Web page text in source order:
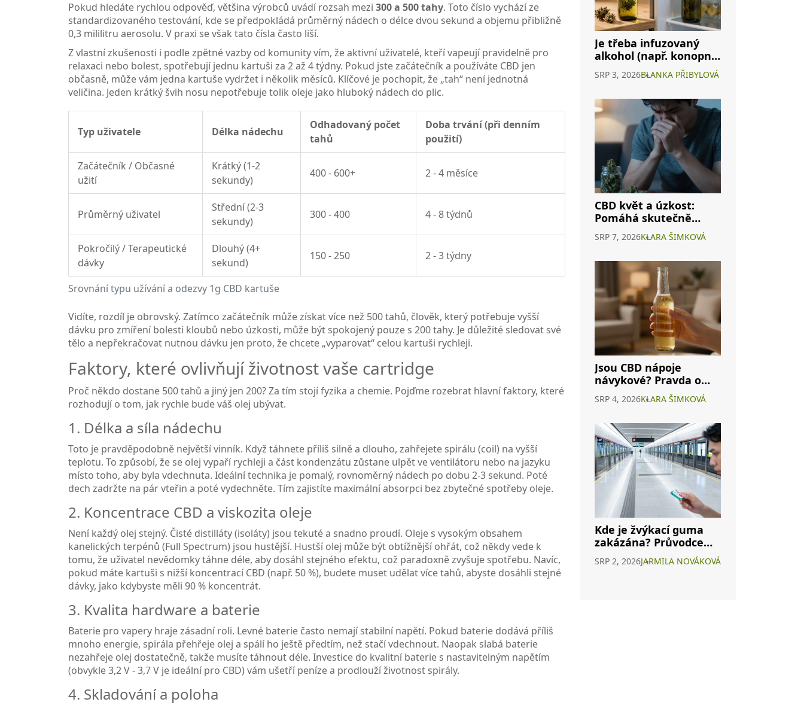
Pokud hledáte rychlou odpověď, většina výrobců uvádí rozsah mezi 300 a 500 tahy. Toto číslo vychází ze
standardizovaného testování, kde se předpokládá průměrný nádech o délce dvou sekund a objemu přibližně
0,3 mililitru aerosolu. V praxi se však tato čísla často liší.
Z vlastní zkušenosti i podle zpětné vazby od komunity vím, že aktivní uživatelé, kteří vapeují pravidelně pro
relaxaci nebo bolest, spotřebují jednu kartuši za 2 až 4 týdny. Pokud jste začátečník a používáte CBD jen
občasně, může vám jedna kartuše vydržet i několik měsíců. Klíčové je pochopit, že „tah“ není jednotná
veličina. Jeden krátký švih nosu nepotřebuje tolik oleje jako hluboký nádech do plic.
Srovnání typu užívání a odezvy 1g CBD kartuše
Typ uživatele Délka nádechu
Odhadovaný počet
tahů
Doba trvání (při denním
použití)
Začátečník / Občasné
užití
Krátký (1-2
sekundy)
400 - 600+ 2 - 4 měsíce
Průměrný uživatel
Střední (2-3
sekundy)
300 - 400 4 - 8 týdnů
Pokročilý / Terapeutické
dávky
Dlouhý (4+
sekund)
150 - 250 2 - 3 týdny
Vidíte, rozdíl je obrovský. Zatímco začátečník může získat více než 500 tahů, člověk, který potřebuje vyšší
dávku pro zmíření bolesti kloubů nebo úzkosti, může být spokojený pouze s 200 tahy. Je důležité sledovat své
tělo a nepřekračovat nutnou dávku jen proto, že chcete „vyparovat“ celou kartuši rychleji.
Faktory, které ovlivňují životnost vaše cartridge
Proč někdo dostane 500 tahů a jiný jen 200? Za tím stojí fyzika a chemie. Pojďme rozebrat hlavní faktory, které
rozhodují o tom, jak rychle bude váš olej ubývat.
1. Délka a síla nádechu
Toto je pravděpodobně největší vinník. Když táhnete příliš silně a dlouho, zahřejete spirálu (coil) na vyšší
teplotu. To způsobí, že se olej vypaří rychleji a část kondenzátu zůstane ulpět ve ventilátoru nebo na jazyku
místo toho, aby byla vdechnuta. Ideální technika je pomalý, rovnoměrný nádech po dobu 2-3 sekund. Poté
dech zadržte na pár vteřin a poté vydechněte. Tím zajistíte maximální absorpci bez zbytečné spotřeby oleje.
2. Koncentrace CBD a viskozita oleje
Není každý olej stejný. Čisté distilláty (isoláty) jsou tekuté a snadno proudí. Oleje s vysokým obsahem
kanelických terpénů (Full Spectrum) jsou hustější. Hustší olej může být obtížnější ohřát, což někdy vede k
tomu, že uživatel nevědomky táhne déle, aby dosáhl stejného efektu, což paradoxně zvyšuje spotřebu. Navíc,
pokud máte kartuši s nižší koncentrací CBD (např. 50 %), budete muset udělat více tahů, abyste dosáhli stejné
dávky, jako kdybyste měli 90 % koncentrát.
3. Kvalita hardware a baterie
Baterie pro vapery hraje zásadní roli. Levné baterie často nemají stabilní napětí. Pokud baterie dodává příliš
mnoho energie, spirála přehřeje olej a spálí ho ještě předtím, než stačí vdechnout. Naopak slabá baterie
nezahřeje olej dostatečně, takže musíte táhnout déle. Investice do kvalitní baterie s nastavitelným napětím
(obvykle 3,2 V - 3,7 V je ideální pro CBD) vám ušetří peníze a prodlouží životnost spirály.
4. Skladování a poloha
Je třeba infuzovaný
alkohol (např. konopné
víno) skladovat v
lednici? Kompletní
SRP 3, 2026BLANKA PŘIBYLOVÁ
CBD květ a úzkost:
Pomáhá skutečně
marketing?
SRP 7, 2026KLARA ŠIMKOVÁ
Jsou CBD nápoje
návykové? Pravda o
závislosti na
konopných
SRP 4, 2026KLARA ŠIMKOVÁ
Kde je žvýkací guma
zakázána? Průvodce
zákazy po světě i v ČR
SRP 2, 2026JARMILA NOVÁKOVÁ